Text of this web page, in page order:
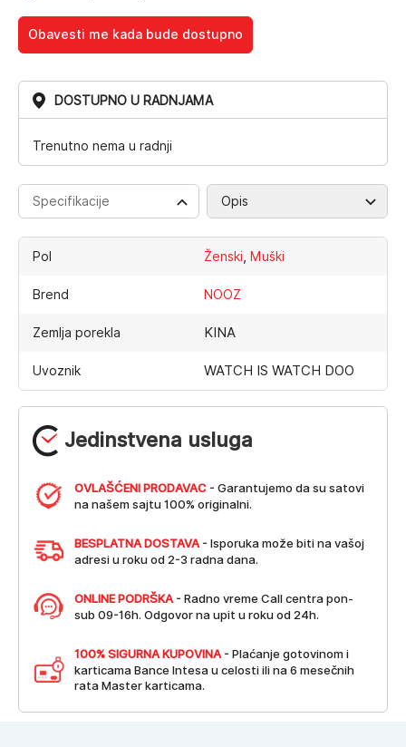
Obavesti me kada bude dostupno
DOSTUPNO U RADNJAMA
Trenutno nema u radnji
Jedinstvena usluga
OVLAŠĆENI PRODAVAC - Garantujemo da su satovi
na našem sajtu 100% originalni.
BESPLATNA DOSTAVA - Isporuka može biti na vašoj
adresi u roku od 2-3 radna dana.
ONLINE PODRŠKA - Radno vreme Call centra pon-
sub 09-16h. Odgovor na upit u roku od 24h.
100% SIGURNA KUPOVINA - Plaćanje gotovinom i
karticama Bance Intesa u celosti ili na 6 mesečnih
rata Master karticama.
Specifikacije Opis
Pol Ženski, Muški
Brend NOOZ
Zemlja porekla KINA
Uvoznik WATCH IS WATCH DOO